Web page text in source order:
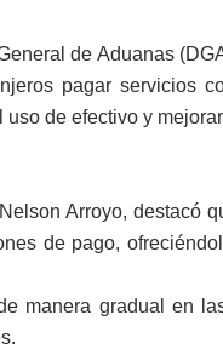
de Aduanas
pagar servicios
de efectivo y
Arroyo, destacó
de pago,
manera gradual en